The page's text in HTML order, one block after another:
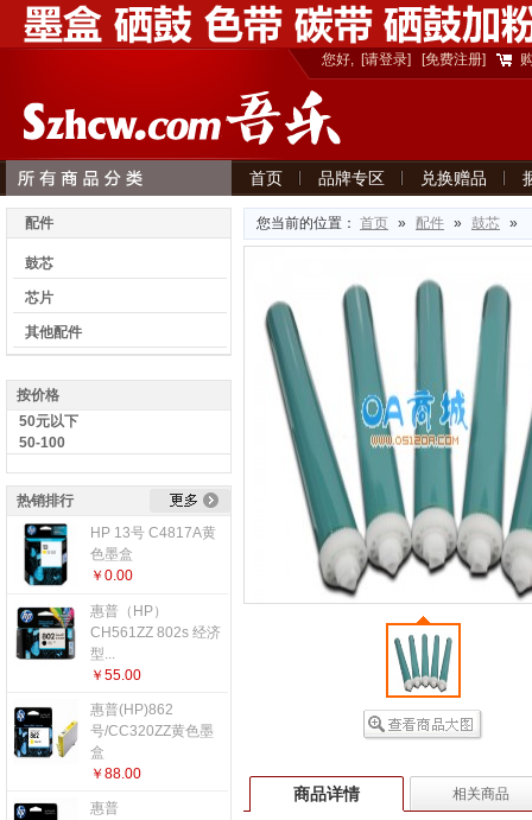
您好, [请登录] [免费注册]
首页 品牌专区 兑换赠品
意见建议
您当前的位置： 首页 » 配件 » 鼓芯 »
商品详情 相关商品
配件
鼓芯
芯片
其他配件
按价格
50元以下
50-100
热销排行
HP 13号 C4817A黄
色墨盒
￥0.00
惠普（HP）
CH561ZZ 802s 经济
型...
￥55.00
惠普(HP)862
号/CC320ZZ黄色墨
盒
￥88.00
惠普
更多...